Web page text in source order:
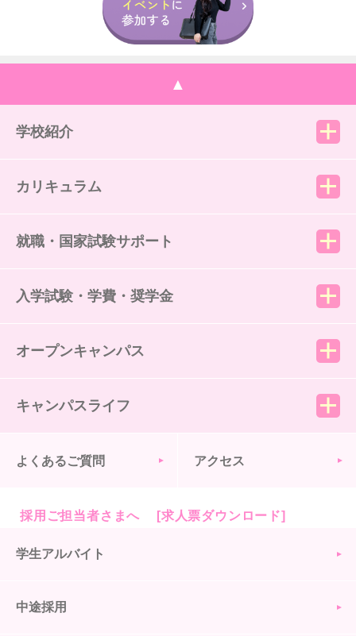
▲
学校紹介
カリキュラム
就職・国家試験サポート
入学試験・学費・奨学金
オープンキャンパス
キャンパスライフ
よくあるご質問 アクセス
採用ご担当者さまへ [求人票ダウンロード]
学生アルバイト
中途採用